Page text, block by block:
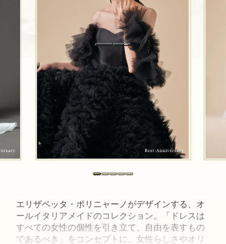
エリザベッタ・ポリニャーノがデザインする、オ
ールイタリアメイドのコレクション。「ドレスは
すべての女性の個性を引き立て、自由を表すもの
であるべき」をコンセプトに、女性らしさやオリ